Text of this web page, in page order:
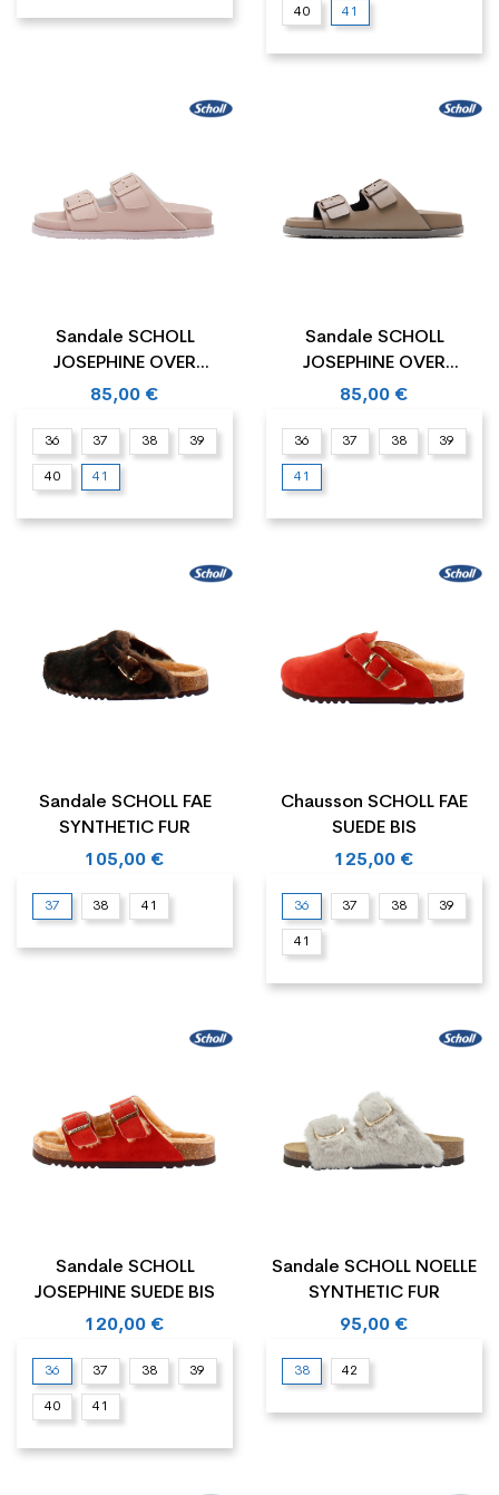
40 41
Sandale SCHOLL
JOSEPHINE OVER
SYNTHETIC LEATHER
85,00 €
36 37 38 39
40 41
Sandale SCHOLL
JOSEPHINE OVER
SYNTHETIC LEATHER
85,00 €
36 37 38 39
41
Sandale SCHOLL FAE
SYNTHETIC FUR
105,00 €
37 38 41
Chausson SCHOLL FAE
SUEDE BIS
125,00 €
36 37 38 39
41
Sandale SCHOLL
JOSEPHINE SUEDE BIS
120,00 €
36 37 38 39
40 41
Sandale SCHOLL NOELLE
SYNTHETIC FUR
95,00 €
38 42